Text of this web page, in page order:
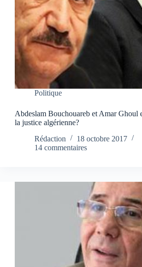
Politique
Abdeslam Bouchouareb et Amar Ghoul
la justice algérienne?
Rédaction
18 octobre 2017
14 commentaires